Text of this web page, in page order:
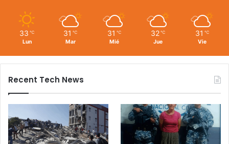
33 ℃
Lun
31 ℃
Mar
31 ℃
Mié
32 ℃
Jue
31 ℃
Vie
Recent Tech News